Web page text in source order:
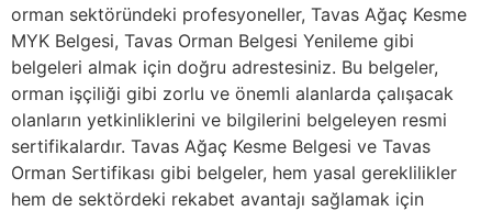
orman sektöründeki profesyoneller, Tavas Ağaç Kesme
MYK Belgesi, Tavas Orman Belgesi Yenileme gibi
belgeleri almak için doğru adrestesiniz. Bu belgeler,
orman işçiliği gibi zorlu ve önemli alanlarda çalışacak
olanların yetkinliklerini ve bilgilerini belgeleyen resmi
sertifikalardır. Tavas Ağaç Kesme Belgesi ve Tavas
Orman Sertifikası gibi belgeler, hem yasal gereklilikler
hem de sektördeki rekabet avantajı sağlamak için